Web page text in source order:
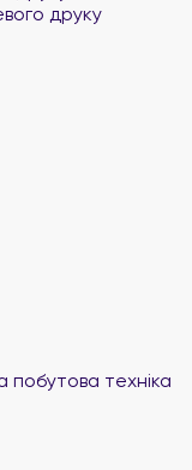
друку
побутова техніка